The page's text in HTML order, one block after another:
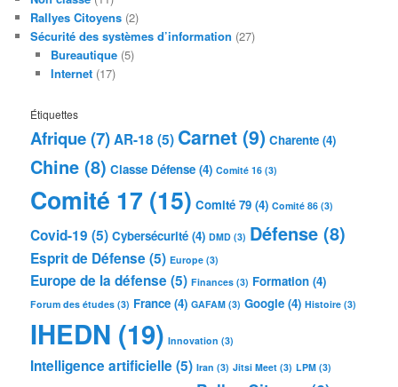
Rallyes Citoyens (2)
Sécurité des systèmes d’information (27)
Bureautique(5)
Internet(17)
Étiquettes
Afrique(7)AR-18 (5) Carnet(9) Charente (4)
Chine (8) Classe Défense (4) Comité 16 (3)
Comité 17 (15) Comité 79 (4) Comité 86 (3)
Covid-19 (5) Cybersécurité (4) DMD (3) Défense (8)
Esprit de Défense (5) Europe (3)
Europe de la défense (5) Finances (3) Formation (4)
Forum des études (3) France (4) GAFAM (3) Google (4) Histoire (3)
IHEDN (19) Innovation (3)
Intelligence artificielle (5) Iran (3) Jitsi Meet (3) LPM (3)